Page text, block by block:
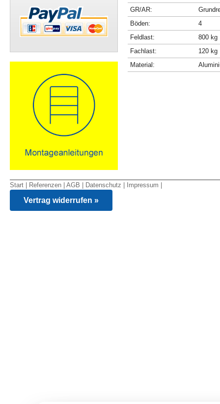
GR/AR:
Böden:
4
Feldlast:
800 kg
Fachlast:
120 kg
Material:
Start Referenzen AGB Datenschutz Impressum
Vertrag widerrufen »